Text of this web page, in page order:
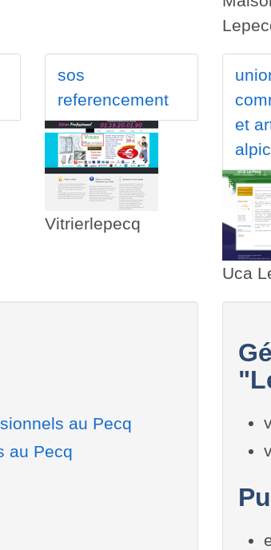
sos
referencement
Vitrierlepecq
et
Uca
au Pecq
au Pecq